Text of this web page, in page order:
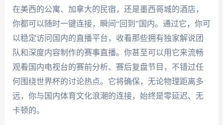
在美西的公寓、加拿大的民宿，还是墨西哥城的酒店，
你都可以随时一键连接，瞬间“回到”国内。通过它，你可
以稳定访问国内的直播平台，收看那些拥有独家解说团
队和深度内容制作的赛事直播。你甚至可以用它来流畅
观看国内电视台的赛前分析、赛后复盘节目，不错过任
何围绕世界杯的讨论热点。它将确保，无论物理距离多
远，你与国内体育文化浪潮的连接，始终是零延迟、无
卡顿的。